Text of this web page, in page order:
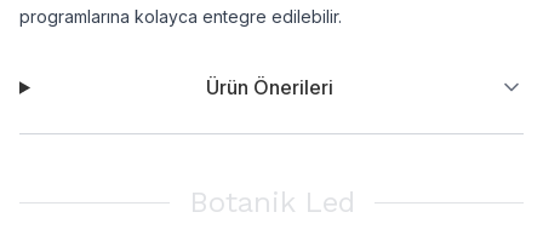
programlarına kolayca entegre edilebilir.
Ürün Önerileri
Botanik Led